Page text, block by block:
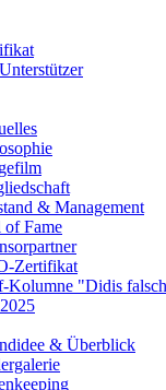
& Management
of Fame
Zertifikat
Kolumne "Didis
& Überblick